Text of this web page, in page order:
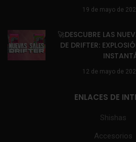
19 de mayo de
🚀DESCUBRE LAS
DE DRIFTER:
12 de mayo de
ENLACES DE
Shishas
Accesorios